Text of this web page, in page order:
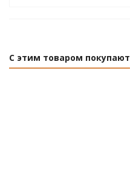
С этим товаром покупают